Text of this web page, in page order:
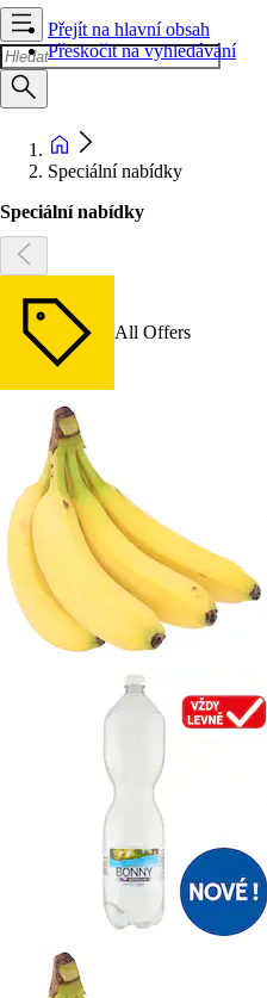
Přejít na hlavní obsah
Přeskočit na vyhledávání
Speciální nabídky
Speciální nabídky
All Offers